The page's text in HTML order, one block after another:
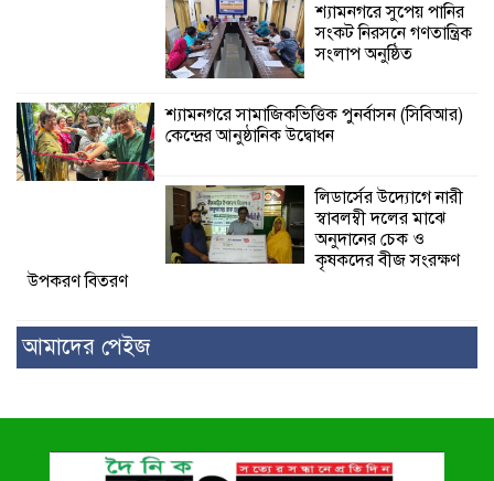
শ্যামনগরে সুপেয় পানির
সংকট নিরসনে গণতান্ত্রিক
সংলাপ অনুষ্ঠিত
শ্যামনগরে সামাজিকভিত্তিক পুনর্বাসন (সিবিআর)
কেন্দ্রের আনুষ্ঠানিক উদ্বোধন
লিডার্সের উদ্যোগে নারী
স্বাবলম্বী দলের মাঝে
অনুদানের চেক ও
কৃষকদের বীজ সংরক্ষণ
উপকরণ বিতরণ
আমাদের পেইজ